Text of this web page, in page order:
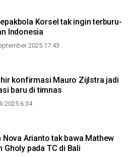
Korsel tak ingin terburu-
Indonesia
2025 17:43
konfirmasi Mauro Zijlstra jadi
baru di timnas
2025 6:34
Nova Arianto tak bawa Mathew
Gholy pada TC di Bali